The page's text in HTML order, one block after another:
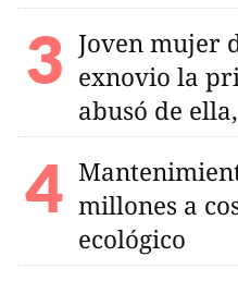
Joven mujer
exnovio la
abusó de
millones a
ecológico